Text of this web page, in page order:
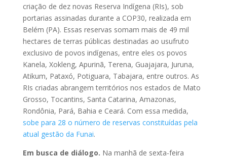
criação de dez novas Reserva Indígena (RIs), sob
portarias assinadas durante a COP30, realizada em
Belém (PA). Essas reservas somam mais de 49 mil
hectares de terras públicas destinadas ao usufruto
exclusivo de povos indígenas, entre eles os povos
Kanela, Xokleng, Apurinã, Terena, Guajajara, Juruna,
Atikum, Pataxó, Potiguara, Tabajara, entre outros. As
RIs criadas abrangem territórios nos estados de Mato
Grosso, Tocantins, Santa Catarina, Amazonas,
Rondônia, Pará, Bahia e Ceará. Com essa medida,
sobe para 28 o número de reservas constituídas pela
atual gestão da Funai.
Em busca de diálogo. Na manhã de sexta-feira